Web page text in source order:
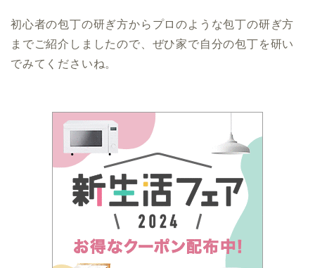
初心者の包丁の研ぎ方からプロのような包丁の研ぎ方
までご紹介しましたので、ぜひ家で自分の包丁を研い
でみてくださいね。